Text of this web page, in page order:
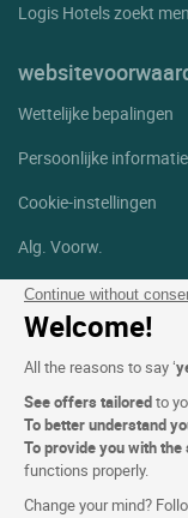
Continue without
Welcome!
All the reasons to say ‘
See offers tailoredto
To better understand
To provide you with
functions properly.
Change your mind?
Logis Hotels zoekt
Wettelijke bepalingen
Persoonlijke informatie
Cookie-instellingen
Alg. Voorw.
Help
Sitemap
Foto's
Volg ons
Facebook